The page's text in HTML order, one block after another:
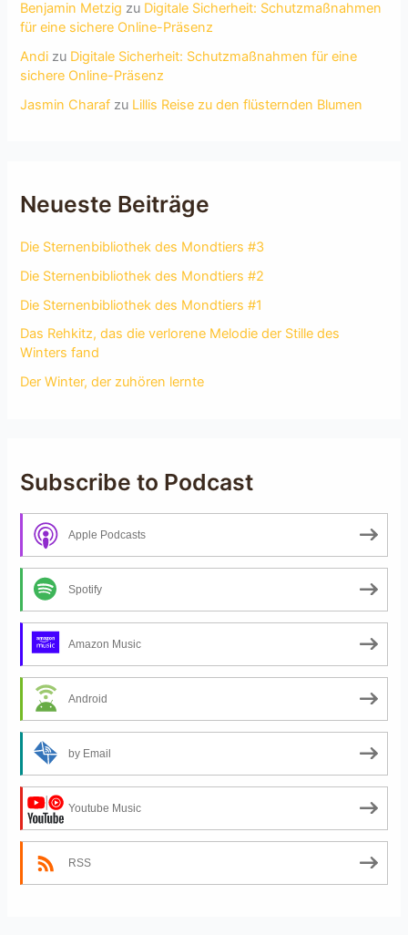
Benjamin Metzig zu Digitale Sicherheit: Schutzmaßnahmen
für eine sichere Online-Präsenz
Andi zu Digitale Sicherheit: Schutzmaßnahmen für eine
sichere Online-Präsenz
Jasmin Charaf zu Lillis Reise zu den flüsternden Blumen
Neueste Beiträge
Die Sternenbibliothek des Mondtiers #3
Die Sternenbibliothek des Mondtiers #2
Die Sternenbibliothek des Mondtiers #1
Das Rehkitz, das die verlorene Melodie der Stille des
Winters fand
Der Winter, der zuhören lernte
Subscribe to Podcast
Apple Podcasts
Spotify
Amazon Music
Android
by Email
Youtube Music
RSS